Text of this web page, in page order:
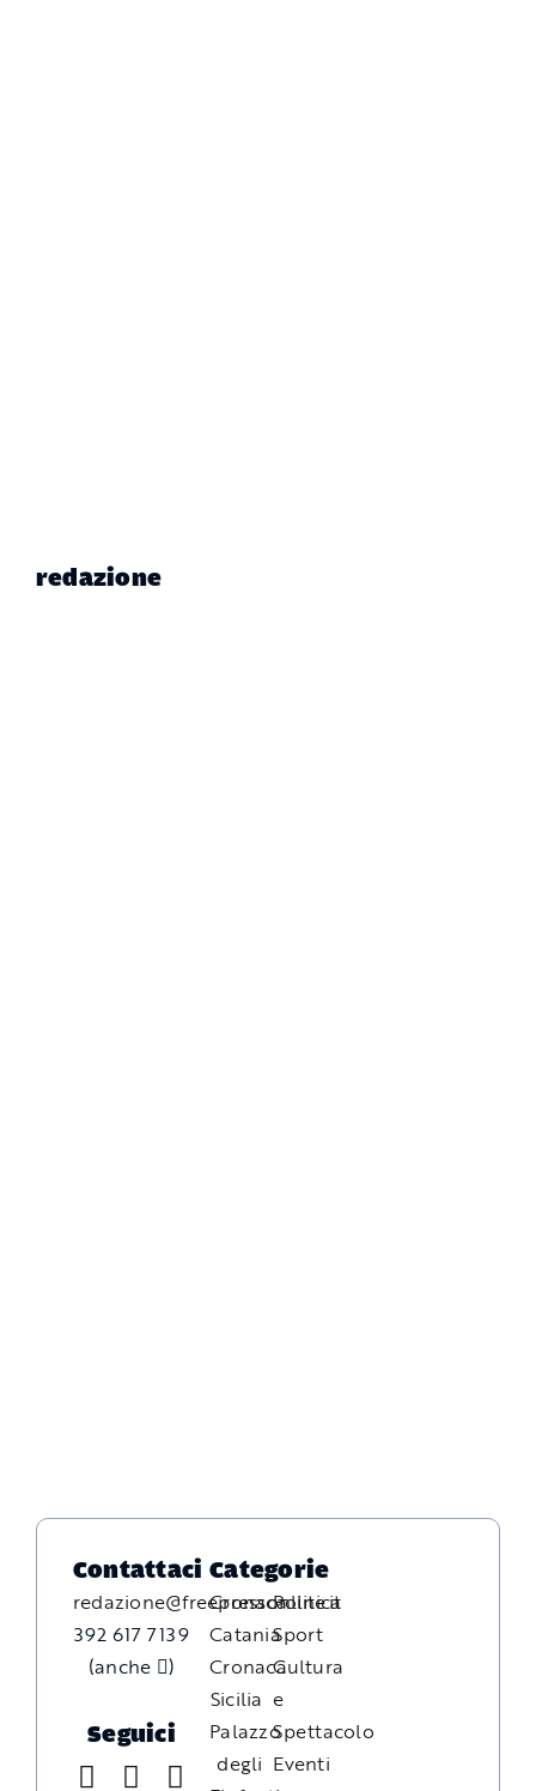
redazione
Contattaci
redazione@freepressonline.it
392 617 7139
(anche
)
Seguici
Categorie
Cronaca
Catania
Cronaca
Sicilia
Palazzo
degli
Politica
Sport
Cultura
e
Spettacolo
Eventi